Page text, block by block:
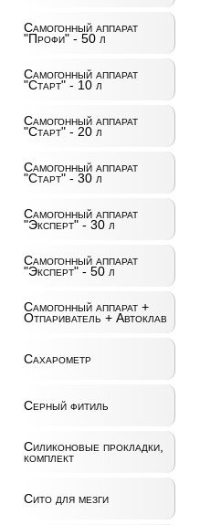
Самогонный аппарат
"Профи" - 50 л
Самогонный аппарат
"Старт" - 10 л
Самогонный аппарат
"Старт" - 20 л
Самогонный аппарат
"Старт" - 30 л
Самогонный аппарат
"Эксперт" - 30 л
Самогонный аппарат
"Эксперт" - 50 л
Самогонный аппарат +
Отпариватель + Автоклав
Сахарометр
Серный фитиль
Силиконовые прокладки,
комплект
Сито для мезги